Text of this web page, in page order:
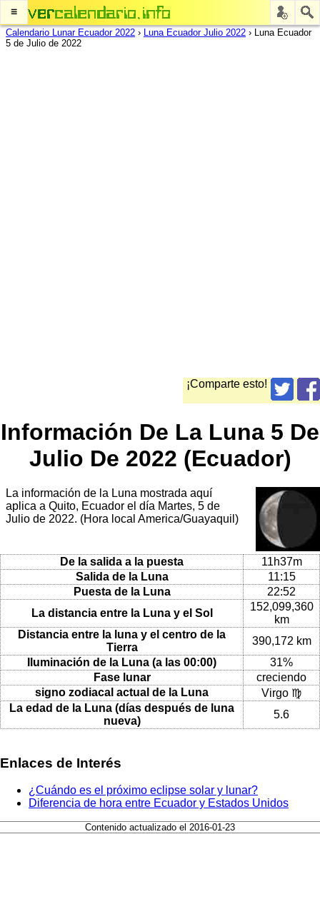
≡
Calendario Lunar Ecuador 2022 › Luna Ecuador Julio 2022 › Luna Ecuador
5 de Julio de 2022
¡Comparte esto!
Información De La Luna 5 De
Julio De 2022 (Ecuador)
La información de la Luna mostrada aquí
aplica a Quito, Ecuador el día Martes, 5 de
Julio de 2022. (Hora local America/Guayaquil)
De la salida a la puesta
11h37m
Salida de la Luna
11:15
Puesta de la Luna
22:52
La distancia entre la Luna y el Sol
152,099,360
km
Distancia entre la luna y el centro de la
Tierra
390,172 km
Iluminación de la Luna (a las 00:00)
31%
Fase lunar
creciendo
signo zodiacal actual de la Luna
Virgo ♍
La edad de la Luna (días después de luna
nueva)
5.6
Enlaces de Interés
¿Cuándo es el próximo eclipse solar y lunar?
Diferencia de hora entre Ecuador y Estados Unidos
Contenido actualizado el 2016-01-23